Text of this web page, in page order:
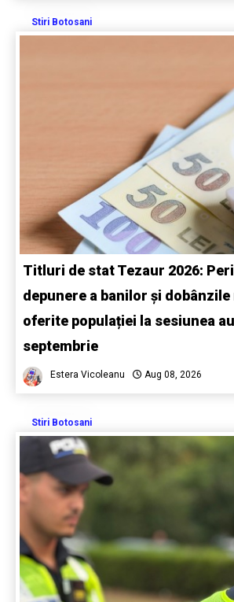
Stiri Botosani
Titluri de stat Tezaur 2026:
depunere a banilor și
oferite populației la sesiunea
septembrie
Estera Vicoleanu Aug 08, 2026
Stiri Botosani